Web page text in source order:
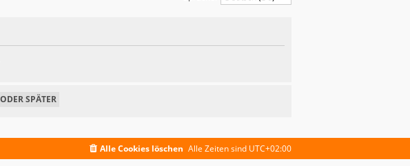
Alle Zeiten sind UTC+02:00
Alle Cookies löschen